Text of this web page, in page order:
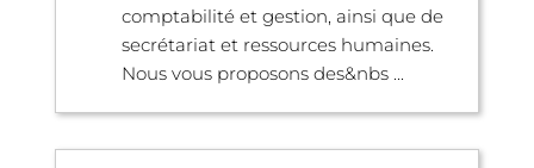
comptabilité et gestion, ainsi que de
secrétariat et ressources humaines.
Nous vous proposons des&nbs ...